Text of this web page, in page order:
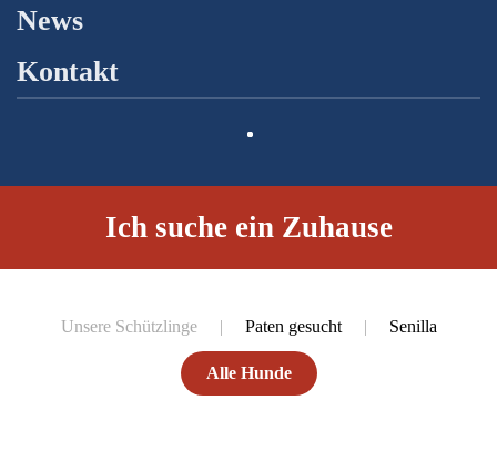
News
Kontakt
Ich suche ein Zuhause
Unsere Schützlinge Paten gesucht Senilla
Alle Hunde